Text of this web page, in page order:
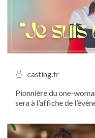
casting.fr
Pionnière du one-
sera à l’affiche de
équipe est allée à sa
son parcours. De quoi...